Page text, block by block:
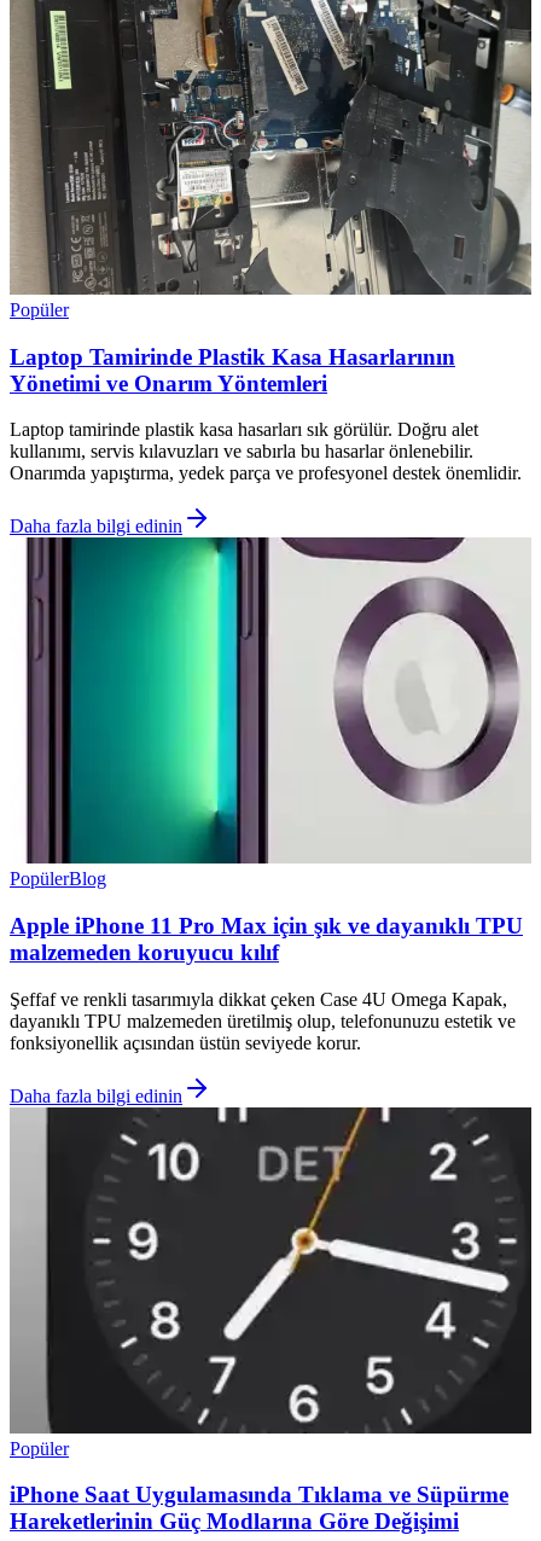
Popüler
Laptop Tamirinde Plastik Kasa Hasarlarının
Yönetimi ve Onarım Yöntemleri
Laptop tamirinde plastik kasa hasarları sık görülür. Doğru alet
kullanımı, servis kılavuzları ve sabırla bu hasarlar önlenebilir.
Onarımda yapıştırma, yedek parça ve profesyonel destek önemlidir.
Daha fazla bilgi edinin
PopülerBlog
Apple iPhone 11 Pro Max için şık ve dayanıklı TPU
malzemeden koruyucu kılıf
Şeffaf ve renkli tasarımıyla dikkat çeken Case 4U Omega Kapak,
dayanıklı TPU malzemeden üretilmiş olup, telefonunuzu estetik ve
fonksiyonellik açısından üstün seviyede korur.
Daha fazla bilgi edinin
Popüler
iPhone Saat Uygulamasında Tıklama ve Süpürme
Hareketlerinin Güç Modlarına Göre Değişimi